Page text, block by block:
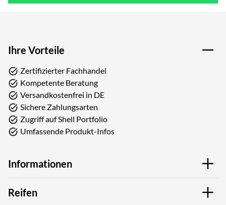
Ihre Vorteile
Zertifizierter Fachhandel
Kompetente Beratung
Versandkostenfrei in DE
Sichere Zahlungsarten
Zugriff auf Shell Portfolio
Umfassende Produkt-Infos
Informationen
Reifen